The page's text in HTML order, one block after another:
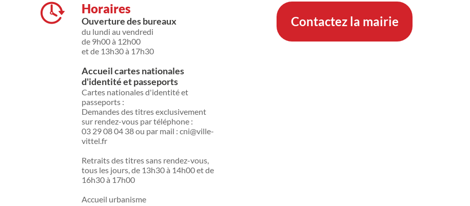
Horaires
Ouverture des bureaux
du lundi au vendredi
de 9h00 à 12h00
et de 13h30 à 17h30
Accueil cartes nationales
d'identité et passeports
Cartes nationales d'identité et
passeports :
Demandes des titres exclusivement
sur rendez-vous par téléphone :
03 29 08 04 38 ou par mail : cni@ville-
vittel.fr
Retraits des titres sans rendez-vous,
tous les jours, de 13h30 à 14h00 et de
16h30 à 17h00
Accueil urbanisme
Contactez la mairie